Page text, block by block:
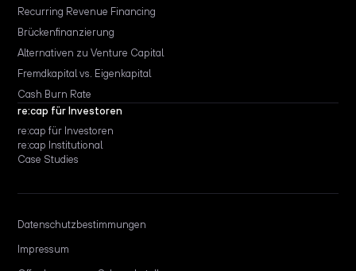
Recurring Revenue Financing
Brückenfinanzierung
Alternativen zu Venture Capital
Fremdkapital vs. Eigenkapital
Cash Burn Rate
re:cap für Investoren
re:cap für Investoren
re:cap Institutional
Case Studies
Datenschutzbestimmungen
Impressum